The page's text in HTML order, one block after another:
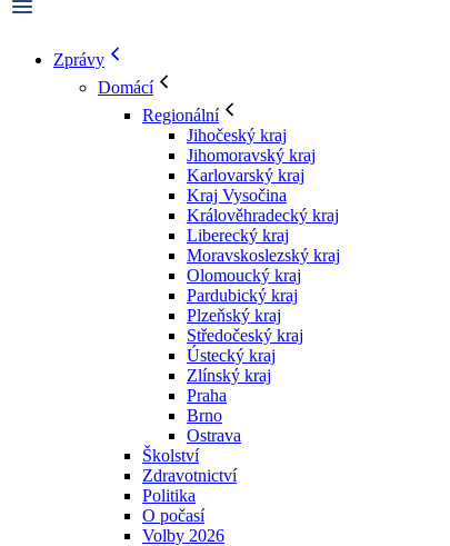
Zprávy
Domácí
Regionální
Jihočeský kraj
Jihomoravský kraj
Karlovarský kraj
Kraj Vysočina
Králověhradecký kraj
Liberecký kraj
Moravskoslezský kraj
Olomoucký kraj
Pardubický kraj
Plzeňský kraj
Středočeský kraj
Ústecký kraj
Zlínský kraj
Praha
Brno
Ostrava
Školství
Zdravotnictví
Politika
O počasí
Volby 2026